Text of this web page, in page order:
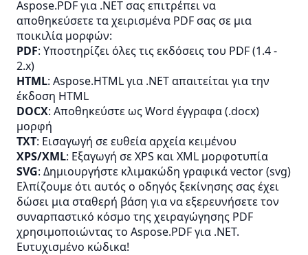
Aspose.PDF για .NET σας επιτρέπει να
αποθηκεύσετε τα χειρισμένα PDF σας σε μια
ποικιλία μορφών:
PDF: Υποστηρίζει όλες τις εκδόσεις του PDF (1.4 -
2.x)
HTML: Aspose.HTML για .NET απαιτείται για την
έκδοση HTML
DOCX: Αποθηκεύστε ως Word έγγραφα (.docx)
μορφή
TXT: Εισαγωγή σε ευθεία αρχεία κειμένου
XPS/XML: Εξαγωγή σεXPS καιXML μορφοτυπία
SVG: Δημιουργήστε κλιμακώδη γραφικά vector (svg)
Ελπίζουμε ότι αυτός ο οδηγός ξεκίνησης σας έχει
δώσει μια σταθερή βάση για να εξερευνήσετε τον
συναρπαστικό κόσμο της χειραγώγησης PDF
χρησιμοποιώντας το Aspose.PDF για .NET.
Ευτυχισμένο κώδικα!